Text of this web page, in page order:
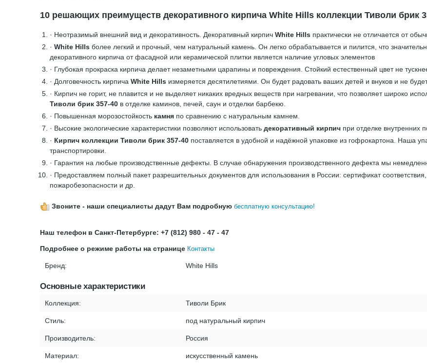
10 решающих преимуществ декоративного кирпича White Hills коллекции Тиволи брик
· Неотразимый внешний вид и декоративность. Декоративный кирпич White Hills практически не отличается от
· White Hills более легкий и прочный, чем натуральный камень. Он легко обрабатывается и пилится, что
декоративного кирпича от фасадной или керамической плитки является наличие угловых элементов
· Глубокая прокраска кирпича делает незаметными царапины и повреждения. Стойкий естественный цвет не
· Долговечность кирпича White Hills измеряется десятилетиями. Он будет радовать ваших детей и внуков и не
· Кирпич не горит, не плавится и не выделяет никаких вредных веществ при нагревании, что позволяет широко
Тиволи брик 357-40 в отделке каминов, печей, саун и отделки барбекю.
· Повышенная морозостойкость камня по сравнению с натуральным камнем.
· Высокие экологические характеристики позволяют использовать декоративный кирпич при отделке внутренних
· Кирпич коллекции Тиволи брик 357-40 поставляется в удобной и надёжной упаковке из гофрокартона. Наша
транспортировки.
· Гарантия на любые производственные дефекты. В случае обнаружения производственного дефекта мы
· Предоставляем полный пакет разрешительных документов для использования в России: сертификат
пожаробезопасности и др.
Звоните - наши специалисты дадут Вам подробную бесплатную консультацию!
Наш телефон в Санкт-Петербурге: +7 (812) 980 - 47 - 47
Подробнее о режиме работы на странице Контакты
Бренд: White Hills
Основные характеристики
Коллекция: Тиволи Брик
Стиль: под натуральный кирпич
Производитель: Россия
Материал: искусственный камень